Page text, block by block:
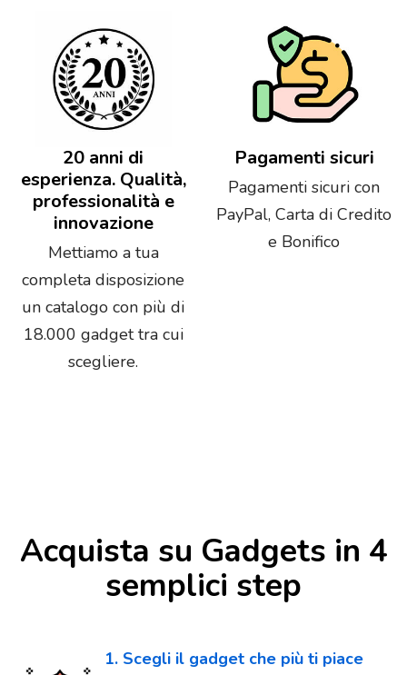
20 anni di
esperienza. Qualità,
professionalità e
innovazione
Mettiamo a tua
completa disposizione
un catalogo con più di
18.000 gadget tra cui
scegliere.
Pagamenti sicuri
Pagamenti sicuri con
PayPal, Carta di Credito
e Bonifico
Acquista su Gadgets in 4
semplici step
1. Scegli il gadget che più ti piace